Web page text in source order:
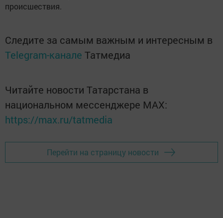
происшествия.
Следите за самым важным и интересным в
Telegram-канале Татмедиа
Читайте новости Татарстана в
национальном мессенджере MАХ:
https://max.ru/tatmedia
Перейти на страницу новости